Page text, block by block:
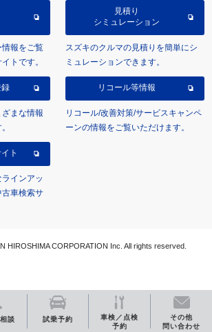
談 試乗予約
車検／点検
予約
その他
問い合わせ
報をご覧
トです。
見積り
シミュレーション
スズキのクルマの見積りを簡単にシ
ミュレーションできます。
録
まな情報
リコール等情報
リコール/改善対策/サービスキャンペ
ーンの情報をご覧いただけます。
ト
ラインアッ
車検索サ
HIROSHIMA CORPORATION Inc. All rights reserved.